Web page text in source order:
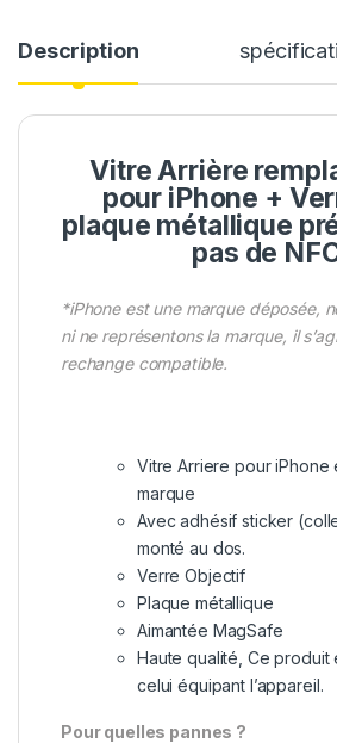
Description
Vitre Arrière
pour iPhone +
plaque métallique
pas de
*iPhone est une marque déposée,
ni ne représentons la marque, il
rechange compatible.
Vitre Arriere pour iPhone
marque
Avec adhésif sticker
monté au dos.
Verre Objectif
Plaque métallique
Aimantée MagSafe
Haute qualité, Ce produit
celui équipant l’appareil.
Pour quelles pannes ?